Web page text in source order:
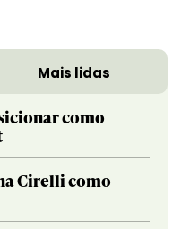
Mais lidas
como
Cirelli como